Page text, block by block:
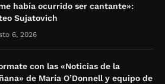
había ocurrido ser cantante»:
Sujatovich
6, 2026
con las «Noticias de la
de María O’Donnell y equipo de